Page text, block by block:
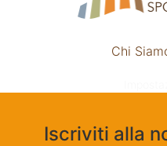
Chi
Iscriviti alla